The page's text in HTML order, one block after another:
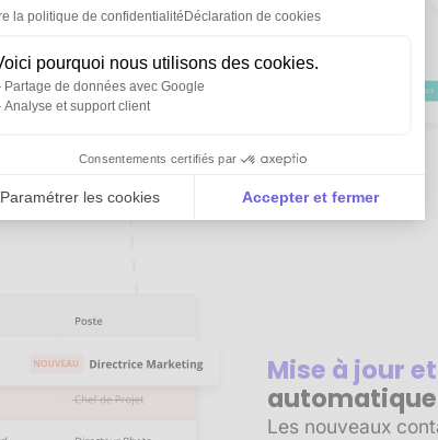
la politique de confidentialité Déclaration de cookies
pourquoi nous utilisons des cookies.
Partage de données avec Google
Analyse et support client
Consentements certifiés par
Paramétrer les cookies Accepter et fermer
plateforme vous permet d'adapter et de gérer
Gagnez du
Mise à jour
automatique
Les nouveaux